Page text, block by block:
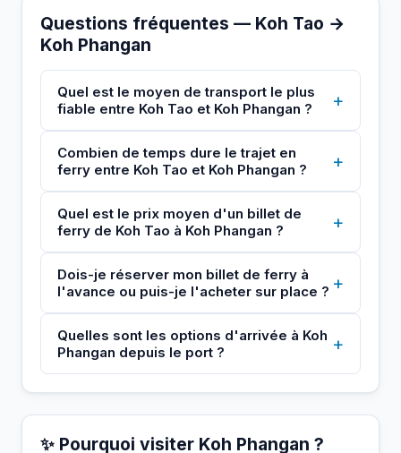
Questions fréquentes — Koh Tao →
Koh Phangan
Quel est le moyen de transport le plus
fiable entre Koh Tao et Koh Phangan ?
+
Combien de temps dure le trajet en
ferry entre Koh Tao et Koh Phangan ?
+
Quel est le prix moyen d'un billet de
ferry de Koh Tao à Koh Phangan ?
+
Dois-je réserver mon billet de ferry à
l'avance ou puis-je l'acheter sur place ? +
Quelles sont les options d'arrivée à Koh
Phangan depuis le port ?
+
✨ Pourquoi visiter Koh Phangan ?